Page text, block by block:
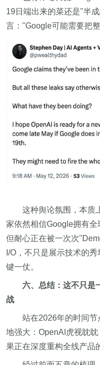
19日端出来的菜还是"半
言："Google可能需要把
这种舆论氛围，本质
家依然相信Google拥有全
但耐心正在被一次次
I/O，不只是展示技术的
键一仗。
六、总结：这不只是
战
站在2026年的时间
地强大：OpenAI虎视眈
果正在深度重构全线产品